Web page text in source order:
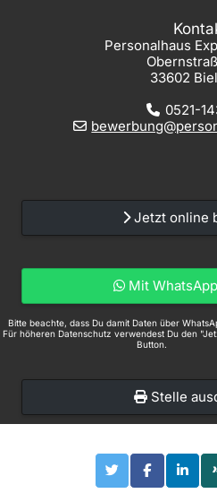
Personalhaus
33602
0521-
Jetzt online
Mit
Bitte beachte, dass Du damit Daten über
Für höheren Datenschutz verwendest Du den
Button.
Stelle